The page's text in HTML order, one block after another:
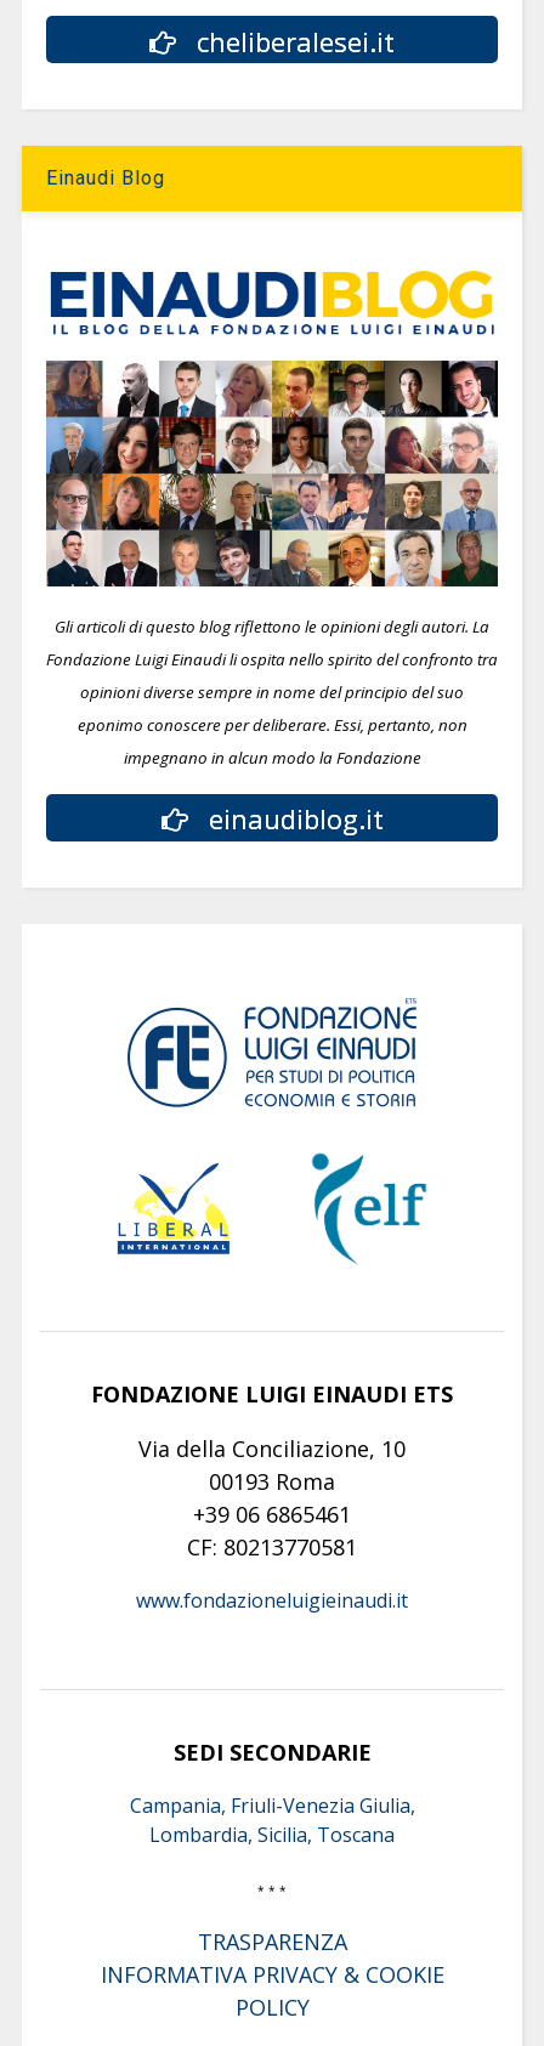
cheliberalesei.it
Einaudi Blog
Gli articoli di questo blog riflettono le opinioni degli autori. La
Fondazione Luigi Einaudi li ospita nello spirito del confronto tra
opinioni diverse sempre in nome del principio del suo
eponimo conoscere per deliberare. Essi, pertanto, non
impegnano in alcun modo la Fondazione
einaudiblog.it
FONDAZIONE LUIGI EINAUDI ETS
Via della Conciliazione, 10
00193 Roma
+39 06 6865461
CF: 80213770581
www.fondazioneluigieinaudi.it
SEDI SECONDARIE
Campania, Friuli-Venezia Giulia,
Lombardia, Sicilia, Toscana
* * *
TRASPARENZA
INFORMATIVA PRIVACY & COOKIE
POLICY